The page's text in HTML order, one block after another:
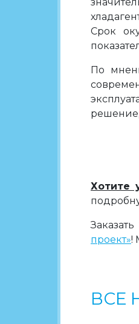
Срок
По
Хотите
проект»!
ВСЕ